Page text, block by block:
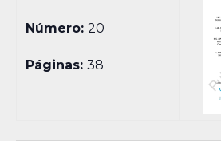
Número:20
Páginas:38